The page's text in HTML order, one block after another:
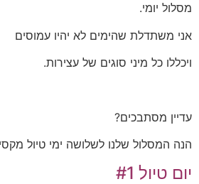
מסלול יומי.
אני משתדלת שהימים לא יהיו עמוסים
ויכללו כל מיני סוגים של עצירות.
עדיין מסתבכים?
הנה המסלול שלנו לשלושה ימי טיול
יום טיול #1